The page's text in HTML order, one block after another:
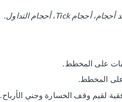
أحجام،أحجام Tick ،أحجام التداول.
على المخطط.
المخطط.
لقيم وقف الخسارة وجني الأرباح.